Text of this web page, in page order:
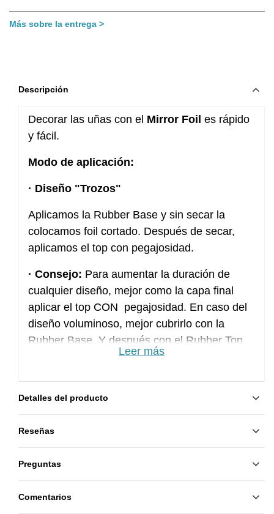
Más sobre la entrega
Descripción
Decorar las uñas con el Mirror Foil es rápido
y fácil.
Modo de aplicación:
· Diseño "Trozos"
Aplicamos la Rubber Base y sin secar la
colocamos foil cortado. Después de secar,
aplicamos el top con pegajosidad.
· Consejo: Para aumentar la duración de
cualquier diseño, mejor como la capa final
aplicar el top CON pegajosidad. En caso del
diseño voluminoso, mejor cubrirlo con la
Rubber Base. Y después con el Rubber Top
Leer más
Detalles del producto
Reseñas
Preguntas
Comentarios